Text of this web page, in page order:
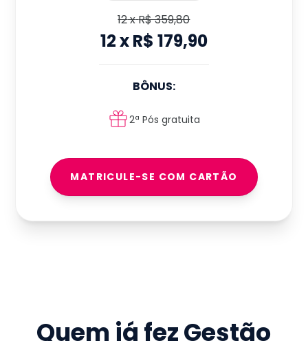
12xR$ 359,80
12xR$ 179,90
BÔNUS:
2ª Pós gratuita
MATRICULE-SE COM CARTÃO
Quem já fezGestão